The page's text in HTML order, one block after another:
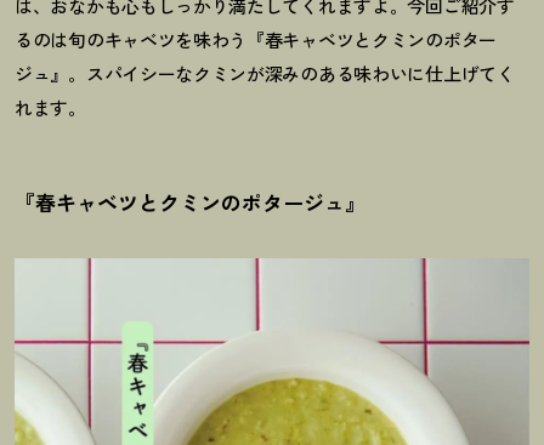
るのは旬のキャベツを味わう『春キャベツとクミンのポター
ジュ』。スパイシーなクミンが深みのある味わいに仕上げてく
れます。
『春キャベツとクミンのポタージュ』